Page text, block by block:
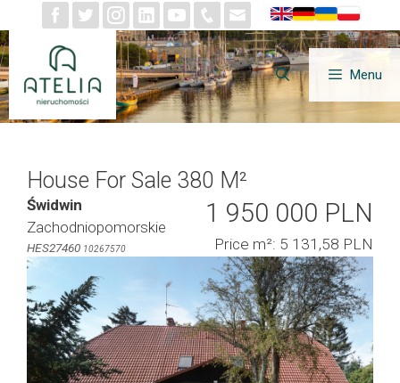
to
content
Menu
House For Sale 380 M²
Świdwin
Zachodniopomorskie
HES27460 10267570
1 950 000 PLN
Price m²: 5 131,58 PLN